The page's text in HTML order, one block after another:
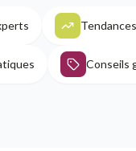
Conseils